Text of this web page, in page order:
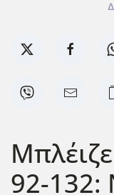
92-132: